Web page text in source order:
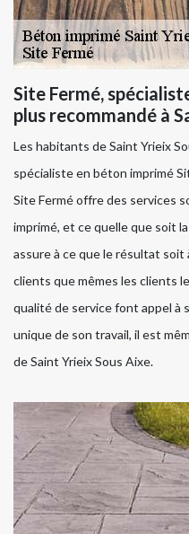
Site Fermé,
plus recommandé à
Les habitants de Saint Yrieix
spécialiste en béton imprimé
Site Fermé offre des services
imprimé, et ce quelle que soit
assure à ce que le résultat
clients que mêmes les clients
qualité de service font appel à
unique de son travail, il est
de Saint Yrieix Sous Aixe.